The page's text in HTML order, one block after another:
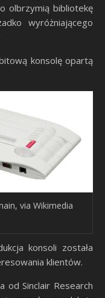
olbrzymią bibliotekę
wyróżniającego
konsolę opartą
via Wikimedia
konsoli została
klientów.
od Sinclair Research